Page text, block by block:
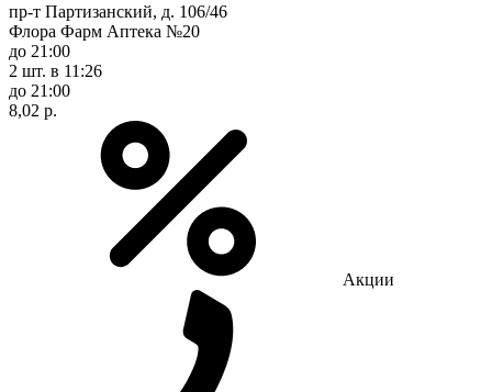
пр-т Партизанский, д. 106/46
Флора Фарм Аптека №20
до 21:00
2 шт. в 11:26
до 21:00
8,02 р.
Акции